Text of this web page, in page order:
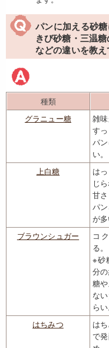
パンに加える砂
きび砂糖・三温
などの違いを教え
種類
グラニュー糖
雑
す
パ
い。
上白糖
は
じら
甘
パ
が多
ブラウンシュガー
コ
る。
※砂
分
糖
な
らい
はちみつ
は
で